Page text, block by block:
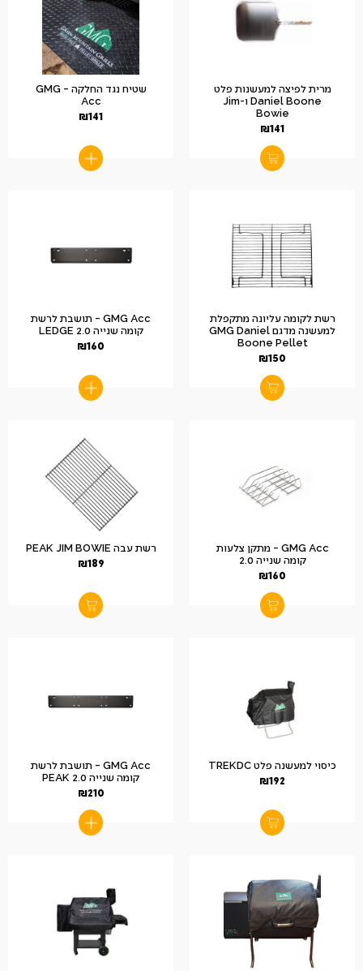
מרית לפיצה למעשנות פלט
Daniel Boone ו-Jim
Bowie
₪141
שטיח נגד החלקה – GMG
Acc
₪141
רשת לקומה עליונה מתקפלת
למעשנה מדגם GMG Daniel
Boone Pellet
₪150
GMG Acc – תושבת לרשת
קומה שנייה 2.0 LEDGE
₪160
GMG Acc – מתקן צלעות
קומה שנייה 2.0
₪160
רשת עבה PEAK JIM BOWIE
₪189
כיסוי למעשנה פלט TREKDC
₪192
GMG Acc – תושבת לרשת
קומה שנייה 2.0 PEAK
₪210